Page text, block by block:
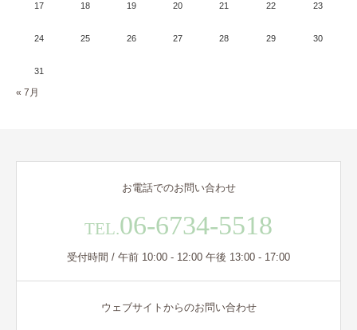
17 18 19 20 21 22 23
24 25 26 27 28 29 30
31
« 7月
お電話でのお問い合わせ
TEL.06-6734-5518
受付時間 / 午前 10:00 - 12:00 午後 13:00 - 17:00
ウェブサイトからのお問い合わせ